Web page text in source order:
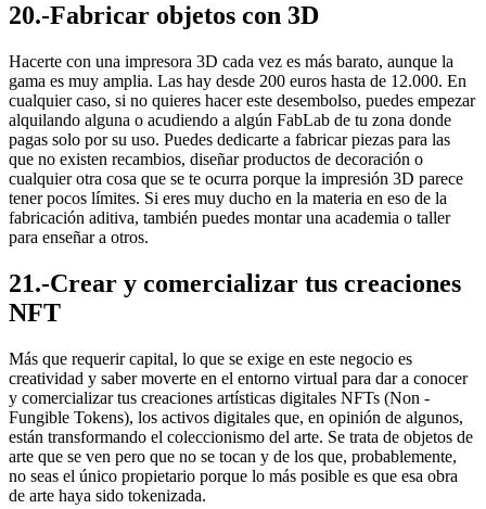
20.-Fabricar objetos con 3D
Hacerte con una impresora 3D cada vez es más barato, aunque la
gama es muy amplia. Las hay desde 200 euros hasta de 12.000. En
cualquier caso, si no quieres hacer este desembolso, puedes empezar
alquilando alguna o acudiendo a algún FabLab de tu zona donde
pagas solo por su uso. Puedes dedicarte a fabricar piezas para las
que no existen recambios, diseñar productos de decoración o
cualquier otra cosa que se te ocurra porque la impresión 3D parece
tener pocos límites. Si eres muy ducho en la materia en eso de la
fabricación aditiva, también puedes montar una academia o taller
para enseñar a otros.
21.-Crear y comercializar tus creaciones
NFT
Más que requerir capital, lo que se exige en este negocio es
creatividad y saber moverte en el entorno virtual para dar a conocer
y comercializar tus creaciones artísticas digitales NFTs (Non -
Fungible Tokens), los activos digitales que, en opinión de algunos,
están transformando el coleccionismo del arte. Se trata de objetos de
arte que se ven pero que no se tocan y de los que, probablemente,
no seas el único propietario porque lo más posible es que esa obra
de arte haya sido tokenizada.